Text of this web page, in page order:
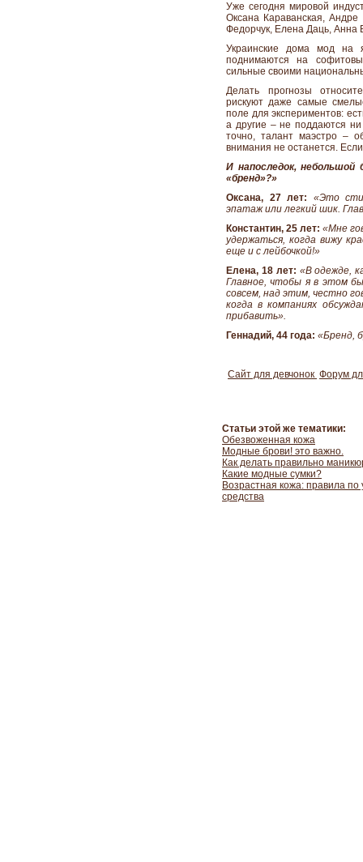
Уже сегодня мировой
Оксана Караванская, Андре
Федорчук, Елена Даць, Анна
Украинские дома мод на
поднимаются на
сильные своими
Делать прогнозы
рискуют даже самые
поле для экспериментов:
а другие – не поддаются
точно, талант маэстро –
внимания не останется.
И напоследок,
«бренд»?»
Оксана, 27 лет:
«Это
эпатаж или легкий шик.
Константин, 25 лет: «Мне
удержаться, когда вижу
еще и с лейбочкой!»
Елена, 18 лет: «В одежде,
Главное, чтобы я в этом
совсем, над этим, честно
когда в компаниях
прибавить».
Геннадий, 44 года: «Бренд,
Сайт для девчонок Форум
Статьи этой же тематики:
Обезвоженная кожа
Модные брови! это важно.
Как делать правильно
Какие модные сумки?
Возрастная кожа: правила
средства